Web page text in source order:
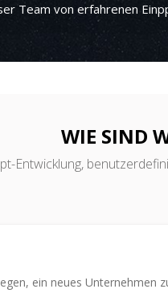
Team von erfahrenen
WIE SIND
Entwicklung,
ein neues Unternehmen